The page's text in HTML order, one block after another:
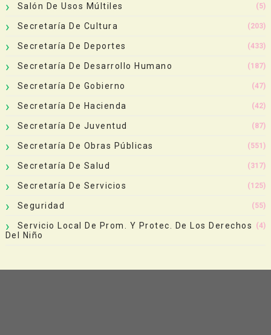
Salón De Usos Múltiles (5)
Secretaría De Cultura (203)
Secretaría De Deportes (433)
Secretaría De Desarrollo Humano (187)
Secretaría De Gobierno (47)
Secretaría De Hacienda (42)
Secretaría De Juventud (87)
Secretaría De Obras Públicas (551)
Secretaría De Salud (317)
Secretaría De Servicios (125)
Seguridad (55)
Servicio Local De Prom. Y Protec. De Los Derechos
Del Niño
(4)